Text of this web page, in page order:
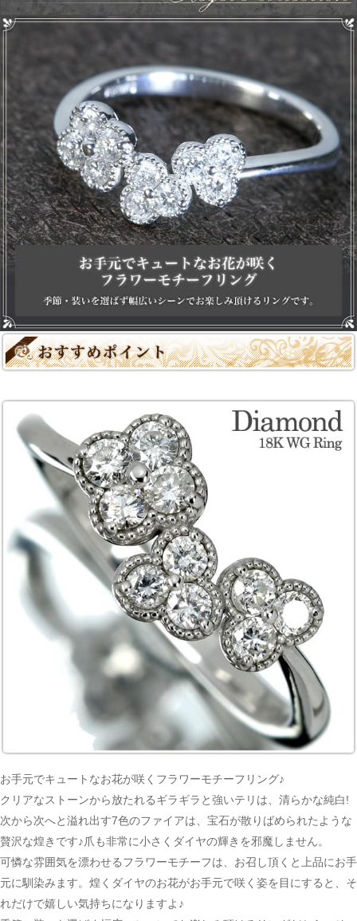
お手元でキュートなお花が咲くフラワーモチーフリング♪
クリアなストーンから放たれるギラギラと強いテリは、清らかな純白!
次から次へと溢れ出す7色のファイアは、宝石が散りばめられたような
贅沢な煌きです♪爪も非常に小さくダイヤの輝きを邪魔しません。
可憐な雰囲気を漂わせるフラワーモチーフは、お召し頂くと上品にお手
元に馴染みます。煌くダイヤのお花がお手元で咲く姿を目にすると、そ
れだけで嬉しい気持ちになりますよ♪